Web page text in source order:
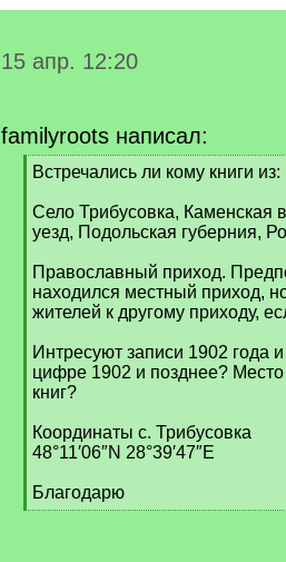
15 апр. 12:20
familyroots написал:
[
]
Встречались ли кому книги из:
Село Трибусовка, Каменская
уезд, Подольская губерния,
Православный приход.
находился местный приход,
жителей к другому приходу,
Интресуют записи 1902 года
цифре 1902 и позднее?
книг?
Координаты с. Трибусовка
48°11′06″N 28°39′47″E
Благодарю
[